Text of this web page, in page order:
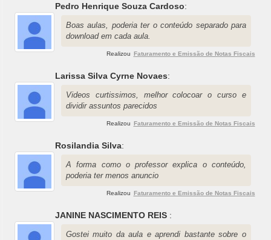
Pedro Henrique Souza Cardoso:
Boas aulas, poderia ter o conteúdo separado para
download em cada aula.
Realizou Faturamento e Emissão de Notas Fiscais
Larissa Silva Cyrne Novaes:
Videos curtissimos, melhor colocoar o curso e
dividir assuntos parecidos
Realizou Faturamento e Emissão de Notas Fiscais
Rosilandia Silva:
A forma como o professor explica o conteúdo,
poderia ter menos anuncio
Realizou Faturamento e Emissão de Notas Fiscais
JANINE NASCIMENTO REIS :
Gostei muito da aula e aprendi bastante sobre o